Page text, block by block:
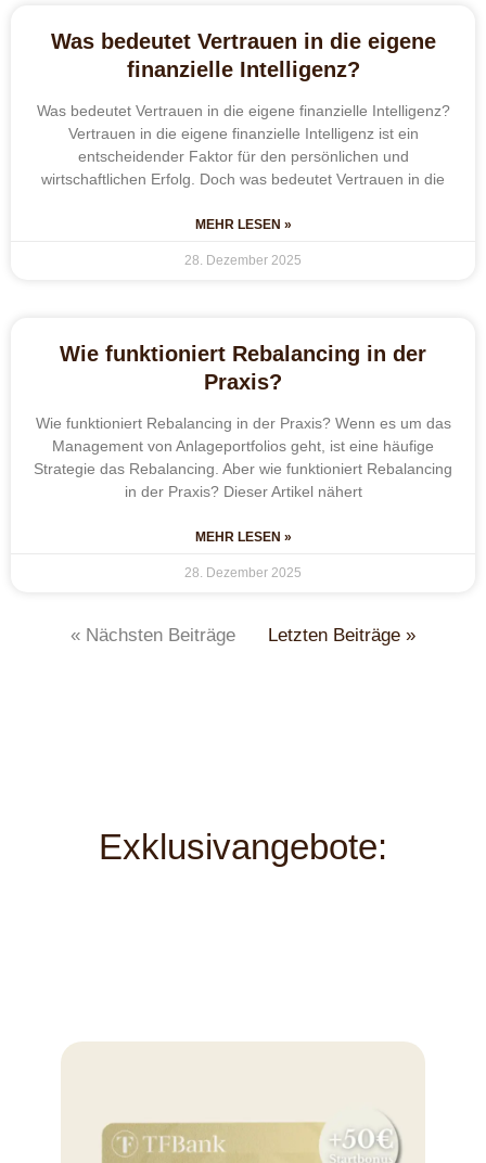
Was bedeutet Vertrauen in die eigene
finanzielle Intelligenz?
Was bedeutet Vertrauen in die eigene finanzielle Intelligenz?
Vertrauen in die eigene finanzielle Intelligenz ist ein
entscheidender Faktor für den persönlichen und
wirtschaftlichen Erfolg. Doch was bedeutet Vertrauen in die
MEHR LESEN »
28. Dezember 2025
Wie funktioniert Rebalancing in der
Praxis?
Wie funktioniert Rebalancing in der Praxis? Wenn es um das
Management von Anlageportfolios geht, ist eine häufige
Strategie das Rebalancing. Aber wie funktioniert Rebalancing
in der Praxis? Dieser Artikel nähert
MEHR LESEN »
28. Dezember 2025
« Nächsten Beiträge Letzten Beiträge »
Exklusivangebote: